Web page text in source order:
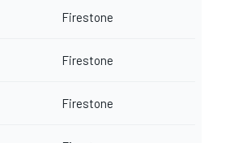
Firestone
Firestone
Firestone